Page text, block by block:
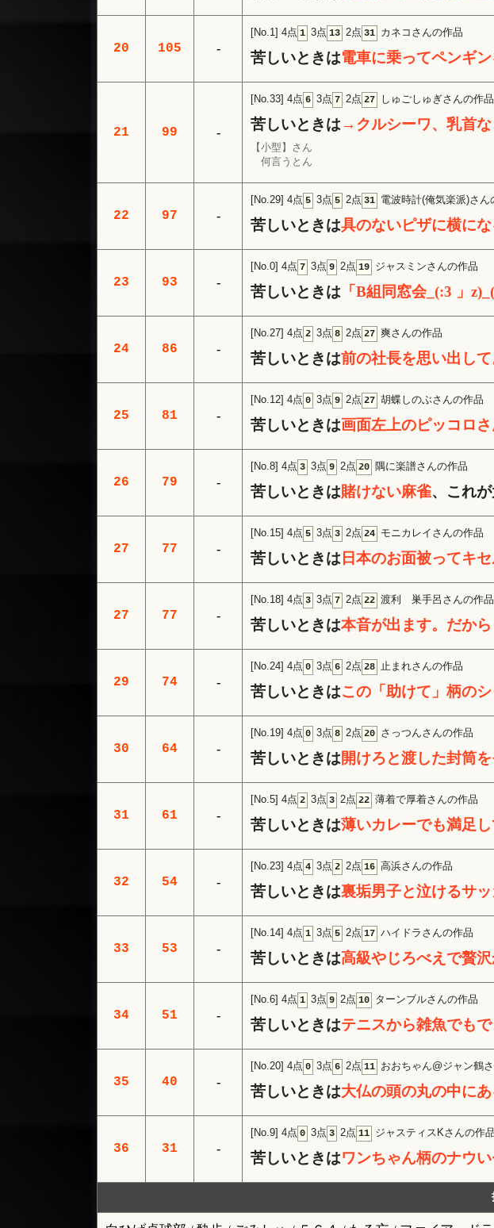
20 105 -
[No.1] 4点 1 3点 13 2点 31 カネコさんの作品
苦しいときは電車に乗ってペンギ
21 99 -
[No.33] 4点 6 3点 7 2点 27 しゅごしゅぎさんの作品
苦しいときは→クルシーワ、乳首
【小型】さん
何言うとん
22 97 -
[No.29] 4点 5 3点 5 2点 31 電波時計(俺気楽派)さん
苦しいときは具のないピザに横にな
23 93 -
[No.0] 4点 7 3点 9 2点 19 ジャスミンさんの作品
苦しいときは 「B組同窓会_(:3 」
24 86 -
[No.27] 4点 2 3点 8 2点 27 爽さんの作品
苦しいときは前の社長を思い出し
25 81 -
[No.12] 4点 0 3点 9 2点 27 胡蝶しのぶさんの作品
苦しいときは画面左上のピッコロ
26 79 -
[No.8] 4点 3 3点 9 2点 20 隅に楽譜さんの作品
苦しいときは賭けない麻雀、これ
27 77 -
[No.15] 4点 5 3点 3 2点 24 モニカレイさんの作品
苦しいときは 日本のお面被ってキ
27 77 -
[No.18] 4点 3 3点 7 2点 22 渡利 巣手呂さんの作品
苦しいときは本音が出ます。だか
29 74 -
[No.24] 4点 0 3点 6 2点 28 止まれさんの作品
苦しいときはこの「助けて」柄の
30 64 -
[No.19] 4点 0 3点 8 2点 20 さっつんさんの作品
苦しいときは開けろと渡した封筒
31 61 -
[No.5] 4点 2 3点 3 2点 22 薄着で厚着さんの作品
苦しいときは薄いカレーでも満足
32 54 -
[No.23] 4点 4 3点 2 2点 16 高浜さんの作品
苦しいときは裏垢男子と泣けるサ
33 53 -
[No.14] 4点 1 3点 5 2点 17 ハイドラさんの作品
苦しいときは高級やじろべえで贅
34 51 -
[No.6] 4点 1 3点 9 2点 10 ターンブルさんの作品
苦しいときはテニスから雑魚でも
35 40 -
[No.20] 4点 0 3点 6 2点 11 おおちゃん@ジャン鶴
苦しいときは大仏の頭の丸の中に
36 31 -
[No.9] 4点 0 3点 3 2点 11 ジャスティスKさんの作品
苦しいときはワンちゃん柄のナウ